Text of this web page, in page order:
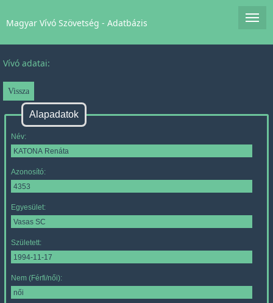
Magyar Vívó Szövetség - Adatbázis
Vívó adatai:
Alapadatok
Név:
Azonosító:
Egyesület:
Született:
Nem (Férfi/női):